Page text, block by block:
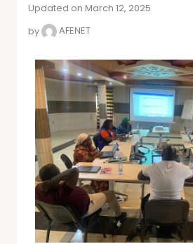
Updated on March 12, 2025
by
AFENET